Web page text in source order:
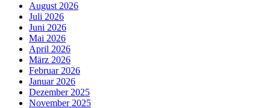
August 2026
Juli 2026
Juni 2026
Mai 2026
April 2026
März 2026
Februar 2026
Januar 2026
Dezember 2025
November 2025